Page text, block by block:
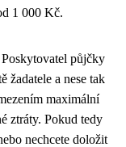
1 000 Kč.
půjčky
žadatele a nese tak
maximální
ztráty. Pokud tedy
nechcete doložit